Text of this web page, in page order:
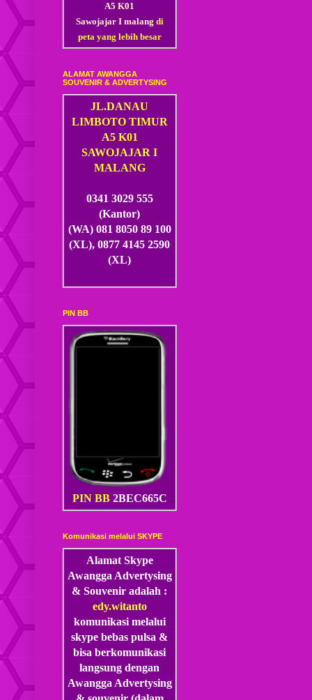
A5 K01
Sawojajar I malang di
peta yang lebih besar
ALAMAT AWANGGA
SOUVENIR & ADVERTYSING
JL.DANAU
LIMBOTO TIMUR
A5 K01
SAWOJAJAR I
MALANG
0341 3029 555
(Kantor)
(WA) 081 8050 89 100
(XL), 0877 4145 2590
(XL)
PIN BB
PIN BB 2BEC665C
Komunikasi melalui SKYPE
Alamat Skype
Awangga Advertysing
& Souvenir adalah :
edy.witanto
komunikasi melalui
skype bebas pulsa &
bisa berkomunikasi
langsung dengan
Awangga Advertysing